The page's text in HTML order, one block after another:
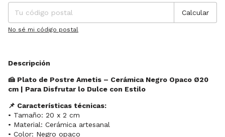
Calcular
No sé mi código postal
Descripción
🍰 Plato de Postre Ametis – Cerámica Negro Opaco Ø20
cm | Para Disfrutar lo Dulce con Estilo
📌 Características técnicas:
• Tamaño: 20 x 2 cm
• Material: Cerámica artesanal
• Color: Negro opaco